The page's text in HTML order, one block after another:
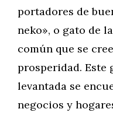
portadores de
neko», o gato de
común que se
prosperidad. Este
levantada se
negocios y